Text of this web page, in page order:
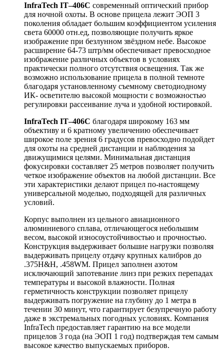
InfraTech IT–406С современный оптический прибор
для ночной охоты. В основе прицела лежит ЭОП 3
поколения обладает большим коэффициентом усиления
света 60000 отн.ед, позволяющие получить яркое
изображение при безлунном звёздном небе. Высокое
расширение 64-73 штр/мм обеспечивает превосходное
изображение различных объектов в условиях
практически полного отсутствия освещения. Так же
возможно использование прицела в полной темноте
благодаря установленному съемному светодиодному
ИК- осветителю высокой мощности с возможностью
регулировки рассеивание луча и удобной юстировкой.
InfraTech IT–406С благодаря широкому 163 мм
объективу и 6 кратному увеличению обеспечивает
широкое поле зрения 6 градусов превосходно подойдет
для охоты на средней дистанции и наблюдения за
движущимися целями. Минимальная дистанция
фокусировки составляет 25 метров позволяет получить
четкое изображение объектов на любой дистанции. Все
эти характеристики делают прицел по-настоящему
универсальной моделью, подходящей для различных
условий.
Корпус выполнен из цельного авиационного
алюминиевого сплава, отличающегося небольшим
весом, высокой износоустойчивостью и прочностью.
Конструкция выдерживает большие нагрузки позволяя
выдерживать прицелу отдачу крупных калибров до
.375Н&H, .458WM. Прицел заполнен азотом
исключающий запотевание линз при резких перепадах
температуры и высокой влажности. Полная
герметичность конструкции позволяет прицелу
выдерживать погружение на глубину до 1 метра в
течении 30 минут, что гарантирует безупречную работу
даже в экстремальных погодных условиях. Компания
InfraTech предоставляет гарантию на все модели
прицелов 3 года (на ЭОП 1 год) подтверждая тем самым
высокое качество выпускаемых приборов.